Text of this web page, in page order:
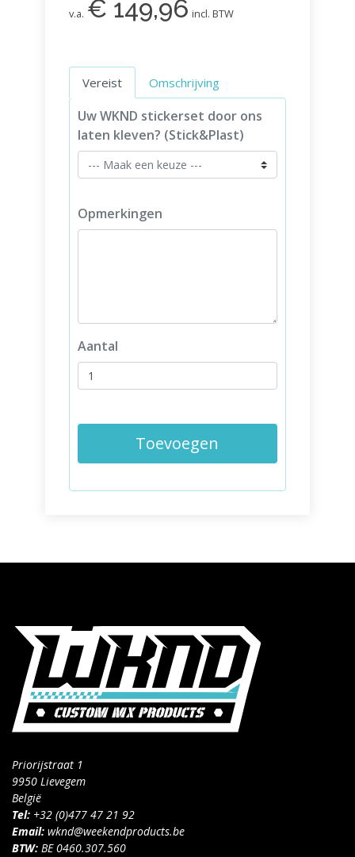
v.a. € 149,96 incl. BTW
Vereist Omschrijving
Uw WKND stickerset door ons
laten kleven? (Stick&Plast)
Opmerkingen
Aantal
Toevoegen
Priorijstraat 1
9950 Lievegem
België
Tel: +32 (0)477 47 21 92
Email: wknd@weekendproducts.be
BTW: BE 0460.307.560